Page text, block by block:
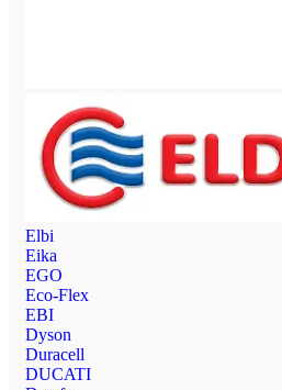
Elbi
Eika
EGO
Eco-Flex
EBI
Dyson
Duracell
DUCATI